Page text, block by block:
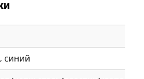
синий